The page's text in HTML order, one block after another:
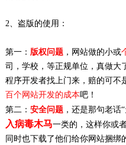
2、盗版的使用：
第一： 版权问题 ，网站做的小或
司，学校，等正规单位，真做大
程序开发者找上门来，赔的可不
百个网站开发的成本吧！
第二： 安全问题 ，还是那句老话
入病毒木马一类的，这样你或
同时也下载了他们给你网站捆绑